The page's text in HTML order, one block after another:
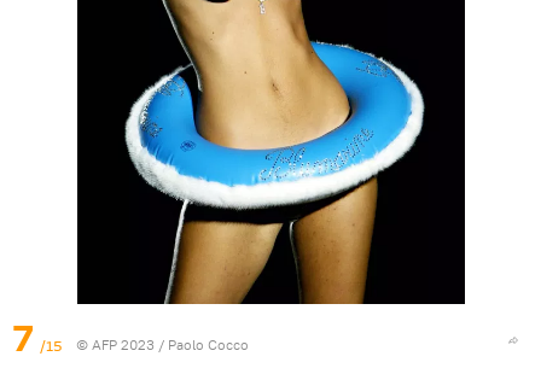
7 /15 © AFP 2023 / Paolo Cocco